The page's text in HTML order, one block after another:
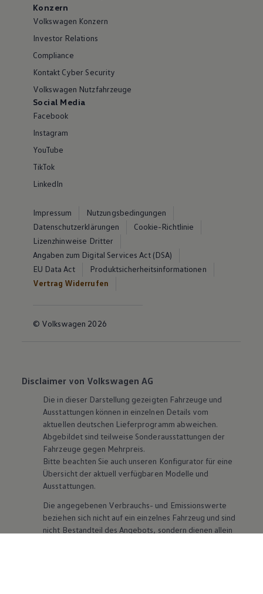
Konzern
Volkswagen Konzern
Investor Relations
Compliance
Kontakt Cyber Security
Volkswagen Nutzfahrzeuge
Social Media
Facebook
Instagram
YouTube
TikTok
LinkedIn
Impressum
Nutzungsbedingungen
Datenschutzerklärungen
Cookie-Richtlinie
Lizenzhinweise Dritter
Angaben zum Digital Services Act (DSA)
EU Data Act
Produktsicherheitsinformationen
Vertrag Widerrufen
© Volkswagen 2026
Disclaimer von Volkswagen AG
Die in dieser Darstellung gezeigten Fahrzeuge und
Ausstattungen können in einzelnen Details vom
aktuellen deutschen Lieferprogramm abweichen.
Abgebildet sind teilweise Sonderausstattungen der
Fahrzeuge gegen Mehrpreis.
Bitte beachten Sie auch unseren Konfigurator für eine
Übersicht der aktuell verfügbaren Modelle und
Ausstattungen.
Die angegebenen Verbrauchs- und Emissionswerte
beziehen sich nicht auf ein einzelnes Fahrzeug und sind
nicht Bestandteil des Angebots, sondern dienen allein